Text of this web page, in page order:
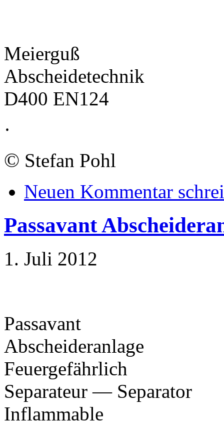
Meierguß
Abscheidetechnik
D400 EN124
·
© Stefan Pohl
Neuen Kommentar
Passavant
1. Juli 2012
Passavant
Abscheideranlage
Feuergefährlich
Separateur — Separator
Inflammable